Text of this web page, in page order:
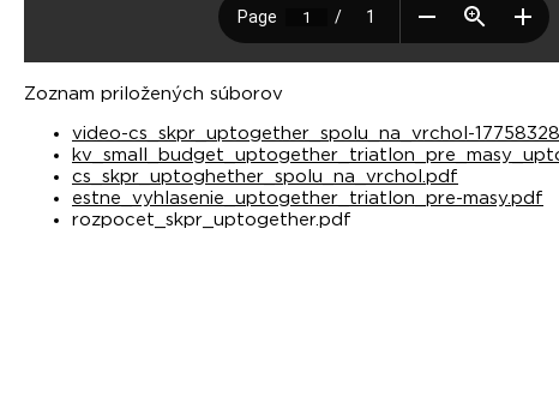
Zoznam priložených súborov
video-cs_skpr_uptogether_spolu_na_vrchol-
cs_skpr_uptoghether_spolu_na_vrchol.pdf
estne_vyhlasenie_uptogether_triatlon_pre-masy.pdf
rozpocet_skpr_uptogether.pdf